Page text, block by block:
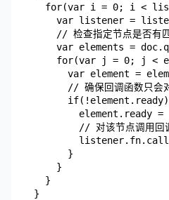
for(var i = 0; i <
var listener =
// 检查指定节点是否有
var elements =
for(var j = 0; j <
var element =
// 确保回调函数只会
element.ready =
// 对该节点调用回
        }
      }
    }
  }